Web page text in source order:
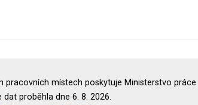
pracovních místech poskytuje Ministerstvo práce
dat proběhla dne 6. 8. 2026.